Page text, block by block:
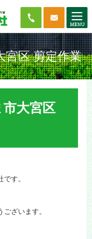
宮区 剪定作業
大宮区
す。
ざいます。